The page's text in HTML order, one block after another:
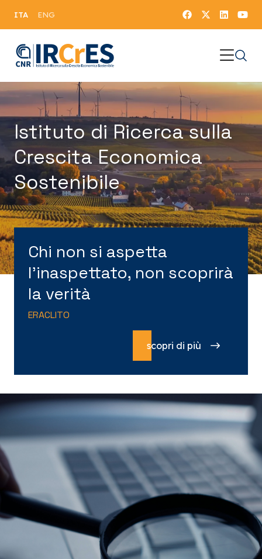
ITA ENG
Istituto di Ricerca sulla
Crescita Economica
Sostenibile
Chi non si aspetta
l’inaspettato, non scoprirà
la verità
ERACLITO
scopri di più